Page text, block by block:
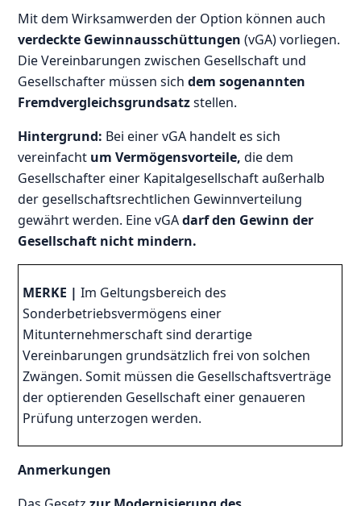
Mit dem Wirksamwerden der Option können auch
verdeckte Gewinnausschüttungen (vGA) vorliegen.
Die Vereinbarungen zwischen Gesellschaft und
Gesellschafter müssen sichdem sogenannten
Fremdvergleichsgrundsatzstellen.
Hintergrund: Bei einer vGA handelt es sich
vereinfacht um Vermögensvorteile, die dem
Gesellschafter einer Kapitalgesellschaft außerhalb
der gesellschaftsrechtlichen Gewinnverteilung
gewährt werden. Eine vGAdarf den Gewinn der
Gesellschaft nicht mindern.
MERKE | Im Geltungsbereich des
Sonderbetriebsvermögens einer
Mitunternehmerschaft sind derartige
Vereinbarungen grundsätzlich frei von solchen
Zwängen. Somit müssen die Gesellschaftsverträge
der optierenden Gesellschaft einer genaueren
Prüfung unterzogen werden.
Anmerkungen